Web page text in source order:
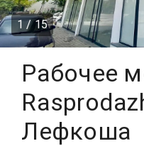
1 / 15
Рабочее
Лефкоша